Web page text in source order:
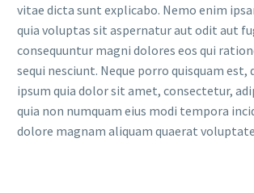
vitae dicta sunt explicabo. Nemo enim
quia voluptas sit aspernatur aut odit aut
consequuntur magni dolores eos qui
sequi nesciunt. Neque porro quisquam est,
ipsum quia dolor sit amet, consectetur,
quia non numquam eius modi tempora
dolore magnam aliquam quaerat